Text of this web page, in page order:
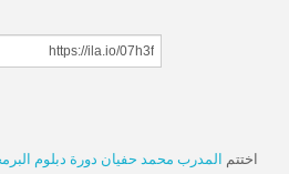
اختتم المدرب محمد حفيان دورة دبلوم